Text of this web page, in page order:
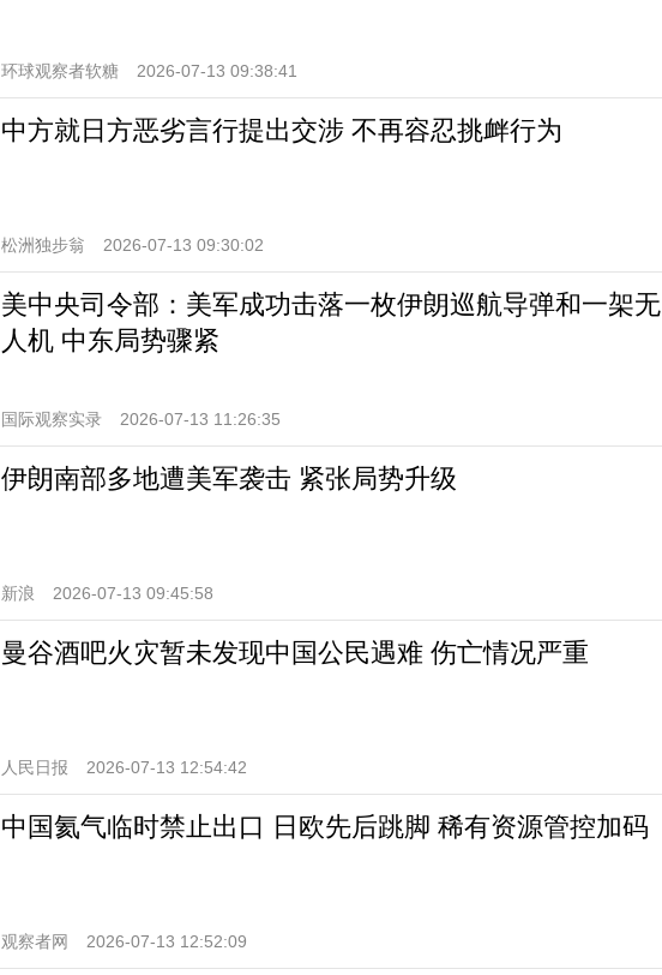
环球观察者软糖 2026-07-13 09:38:41
中方就日方恶劣言行提出交涉 不再容忍挑衅行为
松洲独步翁 2026-07-13 09:30:02
美中央司令部：美军成功击落一枚伊朗巡航导弹和一架无
人机 中东局势骤紧
国际观察实录 2026-07-13 11:26:35
伊朗南部多地遭美军袭击 紧张局势升级
新浪 2026-07-13 09:45:58
曼谷酒吧火灾暂未发现中国公民遇难 伤亡情况严重
人民日报 2026-07-13 12:54:42
中国氦气临时禁止出口 日欧先后跳脚 稀有资源管控加码
观察者网 2026-07-13 12:52:09